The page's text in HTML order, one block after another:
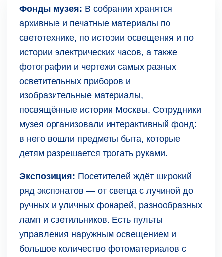
Фонды музея: В собрании хранятся
архивные и печатные материалы по
светотехнике, по истории освещения и по
истории электрических часов, а также
фотографии и чертежи самых разных
осветительных приборов и
изобразительные материалы,
посвящённые истории Москвы. Сотрудники
музея организовали интерактивный фонд:
в него вошли предметы быта, которые
детям разрешается трогать руками.
Экспозиция: Посетителей ждёт широкий
ряд экспонатов — от светца с лучиной до
ручных и уличных фонарей, разнообразных
ламп и светильников. Есть пульты
управления наружным освещением и
большое количество фотоматериалов с